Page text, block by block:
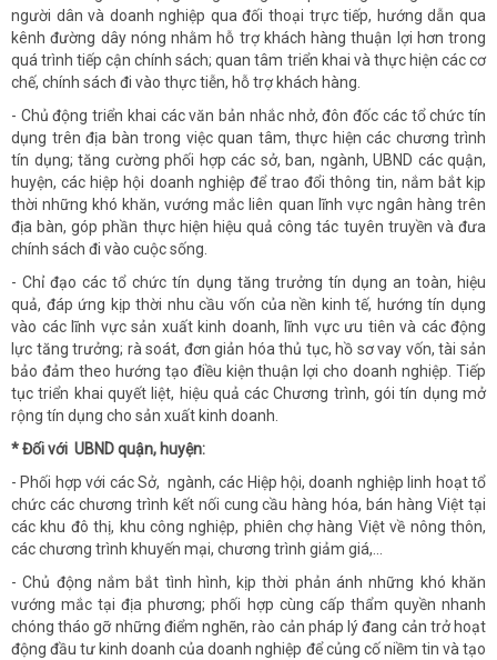
người dân và doanh nghiệp qua đối thoại trực tiếp, hướng dẫn qua
kênh đường dây nóng nhằm hỗ trợ khách hàng thuận lợi hơn trong
quá trình tiếp cận chính sách; quan tâm triển khai và thực hiện các cơ
chế, chính sách đi vào thực tiễn, hỗ trợ khách hàng.
- Chủ động triển khai các văn bản nhắc nhở, đôn đốc các tổ chức tín
dụng trên địa bàn trong việc quan tâm, thực hiện các chương trình
tín dụng; tăng cường phối hợp các sở, ban, ngành, UBND các quận,
huyện, các hiệp hội doanh nghiệp để trao đổi thông tin, nắm bắt kịp
thời những khó khăn, vướng mắc liên quan lĩnh vực ngân hàng trên
địa bàn, góp phần thực hiện hiệu quả công tác tuyên truyền và đưa
chính sách đi vào cuộc sống.
- Chỉ đạo các tổ chức tín dụng tăng trưởng tín dụng an toàn, hiệu
quả, đáp ứng kịp thời nhu cầu vốn của nền kinh tế, hướng tín dụng
vào các lĩnh vực sản xuất kinh doanh, lĩnh vực ưu tiên và các động
lực tăng trưởng; rà soát, đơn giản hóa thủ tục, hồ sơ vay vốn, tài sản
bảo đảm theo hướng tạo điều kiện thuận lợi cho doanh nghiệp. Tiếp
tục triển khai quyết liệt, hiệu quả các Chương trình, gói tín dụng mở
rộng tín dụng cho sản xuất kinh doanh.
* Đối với UBND quận, huyện:
- Phối hợp với các Sở, ngành, các Hiệp hội, doanh nghiệp linh hoạt tổ
chức các chương trình kết nối cung cầu hàng hóa, bán hàng Việt tại
các khu đô thị, khu công nghiệp, phiên chợ hàng Việt về nông thôn,
các chương trình khuyến mại, chương trình giảm giá,...
- Chủ động nắm bắt tình hình, kịp thời phản ánh những khó khăn
vướng mắc tại địa phương; phối hợp cùng cấp thẩm quyền nhanh
chóng tháo gỡ những điểm nghẽn, rào cản pháp lý đang cản trở hoạt
động đầu tư kinh doanh của doanh nghiệp để củng cố niềm tin và tạo